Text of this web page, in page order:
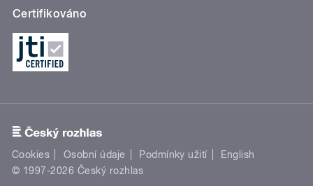
Certifikováno
Cookies Osobní údaje Podmínky užití
English
© 1997-2026 Český rozhlas